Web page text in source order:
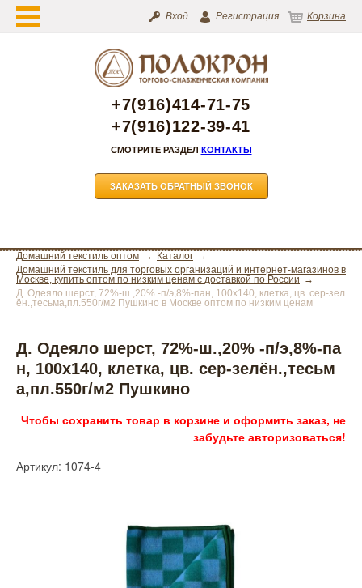
Вход Регистрация Корзина
+7(916)414-71-75
+7(916)122-39-41
СМОТРИТЕ РАЗДЕЛ КОНТАКТЫ
ЗАКАЗАТЬ ОБРАТНЫЙ ЗВОНОК
Домашний текстиль оптом
Каталог
Домашний текстиль для торговых организаций и интернет-магазинов в
Москве, купить оптом по низким ценам с доставкой по России
Д. Одеяло шерст, 72%-ш.,20% -п/э,8%-пан, 100х140, клетка, цв. сер-зел
ён.,тесьма,пл.550г/м2 Пушкино в Москве оптом по низким ценам
Д. Одеяло шерст, 72%-ш.,20% -п/э,8%-па
н, 100х140, клетка, цв. сер-зелён.,тесьм
а,пл.550г/м2 Пушкино
Чтобы сохранить товар в корзине и оформить заказ, не
забудьте авторизоваться!
Артикул: 1074-4